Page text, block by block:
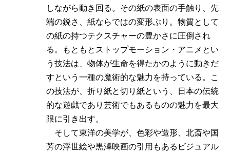
しながら動き回る。その紙の表面の手触り、先
端の鋭さ、紙ならではの変形ぶり。物質として
の紙の持つテクスチャーの豊かさに圧倒され
る。もともとストップモーション・アニメとい
う技法は、物体が生命を得たかのように動きだ
すという一種の魔術的な魅力を持っている。こ
の技法が、折り紙と切り紙という、日本の伝統
的な遊戯であり芸術でもあるものの魅力を最大
限に引き出す。
そして東洋の美学が、色彩や造形、北斎や国
芳の浮世絵や黒澤映画の引用もあるビジュアル